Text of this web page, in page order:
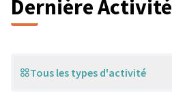
Dernière Activité
Tous les types d'activité